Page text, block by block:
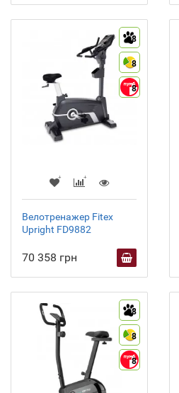
8
8
8
Велотренажер Fitex
Upright FD9882
70 358 грн
8
8
8